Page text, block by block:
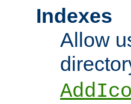
Indexes
Allow